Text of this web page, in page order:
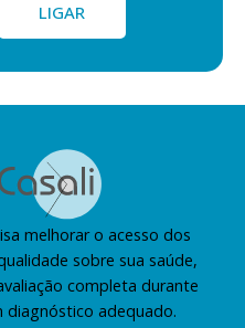
LIGAR
melhorar o acesso dos
sobre sua saúde,
completa durante
diagnóstico adequado.